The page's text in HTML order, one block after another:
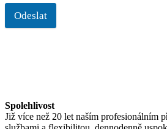
Odeslat
Spolehlivost
Již více než 20 let naším profesionálním